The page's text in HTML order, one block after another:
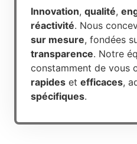
Innovation, qualité,
réactivité. Nous
sur mesure, fondées
transparence. Notre
constamment de vous
rapides et efficaces,
spécifiques.